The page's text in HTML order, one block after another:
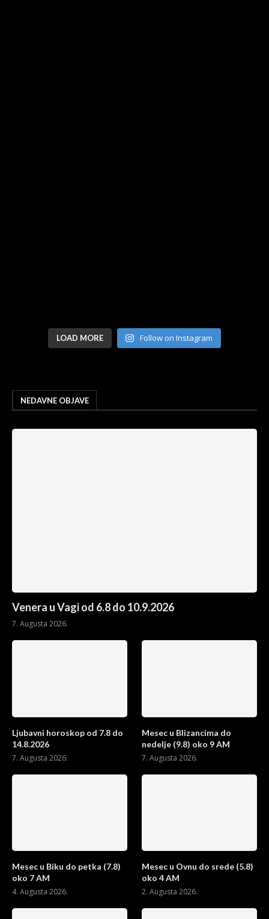
LOAD MORE Follow on Instagram
NEDAVNE OBJAVE
Venera u Vagi od 6.8 do 10.9.2026
7. Augusta 2026.
Ljubavni horoskop od 7.8 do
14.8.2026
7. Augusta 2026.
Mesec u Blizancima do
nedelje (9.8) oko 9 AM
7. Augusta 2026.
Mesec u Biku do petka (7.8)
oko 7 AM
4. Augusta 2026.
Mesec u Ovnu do srede (5.8)
oko 4 AM
2. Augusta 2026.